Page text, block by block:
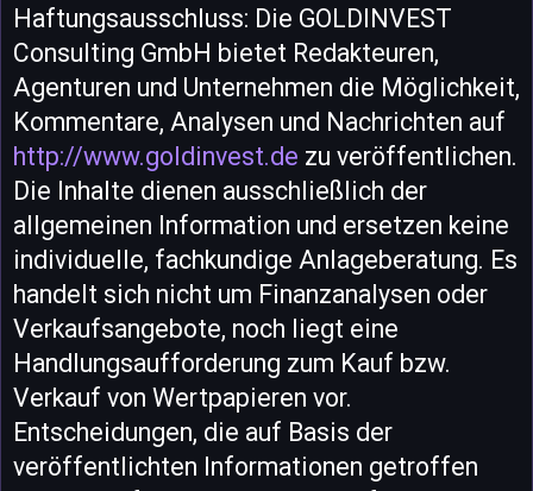
Haftungsausschluss: Die GOLDINVEST
Consulting GmbH bietet Redakteuren,
Agenturen und Unternehmen die Möglichkeit,
Kommentare, Analysen und Nachrichten auf
http://www.goldinvest.de zu veröffentlichen.
Die Inhalte dienen ausschließlich der
allgemeinen Information und ersetzen keine
individuelle, fachkundige Anlageberatung. Es
handelt sich nicht um Finanzanalysen oder
Verkaufsangebote, noch liegt eine
Handlungsaufforderung zum Kauf bzw.
Verkauf von Wertpapieren vor.
Entscheidungen, die auf Basis der
veröffentlichten Informationen getroffen